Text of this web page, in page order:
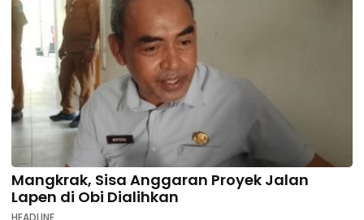
Mangkrak, Sisa Anggaran Proyek Jalan
Lapen di Obi Dialihkan
HEADLINE